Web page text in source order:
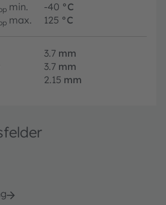
min. -40 °C
max. 125 °C
3.7 mm
3.7 mm
2.15 mm